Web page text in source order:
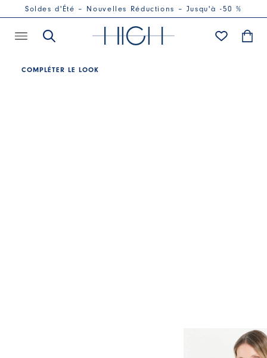
Soldes d'Été – Nouvelles Réductions – Jusqu'à -50 %
COMPLÉTER LE LOOK